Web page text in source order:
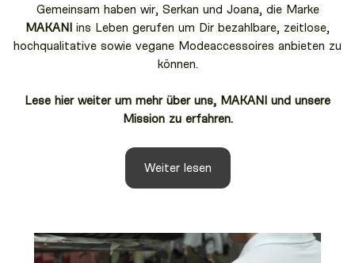
Gemeinsam haben wir, Serkan und Joana, die Marke
MAKANI
ins Leben gerufen um Dir bezahlbare, zeitlose,
hochqualitative sowie vegane Modeaccessoires anbieten zu
können.
Lese hier weiter um mehr über uns, MAKANI und unsere
Mission zu erfahren.
Weiter lesen